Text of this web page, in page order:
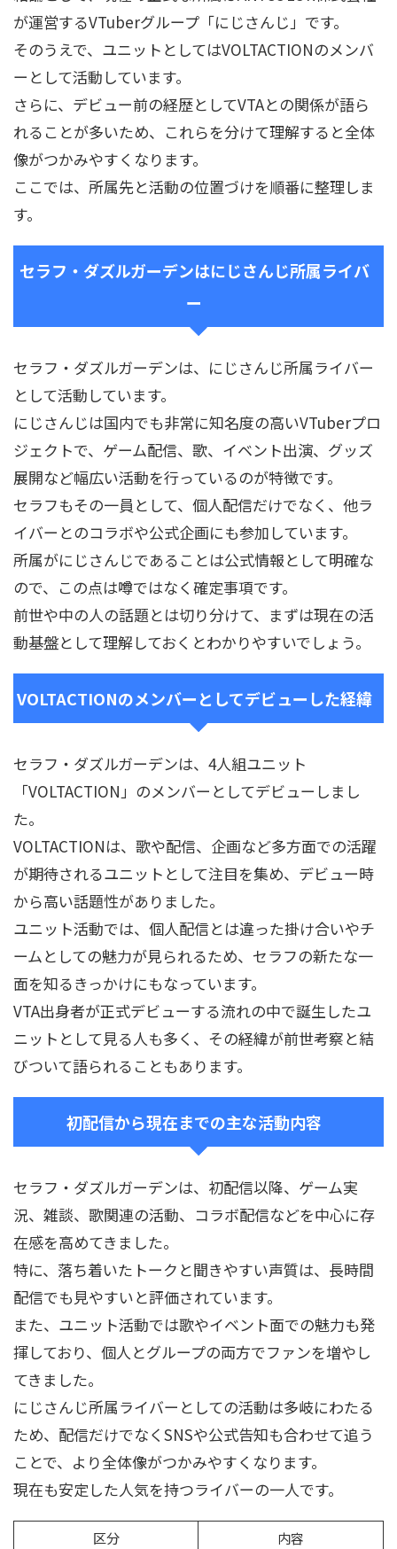
が運営するVTuberグループ「にじさんじ」です。
そのうえで、ユニットとしてはVOLTACTIONのメンバ
ーとして活動しています。
さらに、デビュー前の経歴としてVTAとの関係が語ら
れることが多いため、これらを分けて理解すると全体
像がつかみやすくなります。
ここでは、所属先と活動の位置づけを順番に整理しま
す。
セラフ・ダズルガーデンはにじさんじ所属ライバ
ー
セラフ・ダズルガーデンは、にじさんじ所属ライバー
として活動しています。
にじさんじは国内でも非常に知名度の高いVTuberプロ
ジェクトで、ゲーム配信、歌、イベント出演、グッズ
展開など幅広い活動を行っているのが特徴です。
セラフもその一員として、個人配信だけでなく、他ラ
イバーとのコラボや公式企画にも参加しています。
所属がにじさんじであることは公式情報として明確な
ので、この点は噂ではなく確定事項です。
前世や中の人の話題とは切り分けて、まずは現在の活
動基盤として理解しておくとわかりやすいでしょう。
VOLTACTIONのメンバーとしてデビューした経緯
セラフ・ダズルガーデンは、4人組ユニット
「VOLTACTION」のメンバーとしてデビューしまし
た。
VOLTACTIONは、歌や配信、企画など多方面での活躍
が期待されるユニットとして注目を集め、デビュー時
から高い話題性がありました。
ユニット活動では、個人配信とは違った掛け合いやチ
ームとしての魅力が見られるため、セラフの新たな一
面を知るきっかけにもなっています。
VTA出身者が正式デビューする流れの中で誕生したユ
ニットとして見る人も多く、その経緯が前世考察と結
びついて語られることもあります。
初配信から現在までの主な活動内容
セラフ・ダズルガーデンは、初配信以降、ゲーム実
況、雑談、歌関連の活動、コラボ配信などを中心に存
在感を高めてきました。
特に、落ち着いたトークと聞きやすい声質は、長時間
配信でも見やすいと評価されています。
また、ユニット活動では歌やイベント面での魅力も発
揮しており、個人とグループの両方でファンを増やし
てきました。
にじさんじ所属ライバーとしての活動は多岐にわたる
ため、配信だけでなくSNSや公式告知も合わせて追う
ことで、より全体像がつかみやすくなります。
現在も安定した人気を持つライバーの一人です。
区分
内容